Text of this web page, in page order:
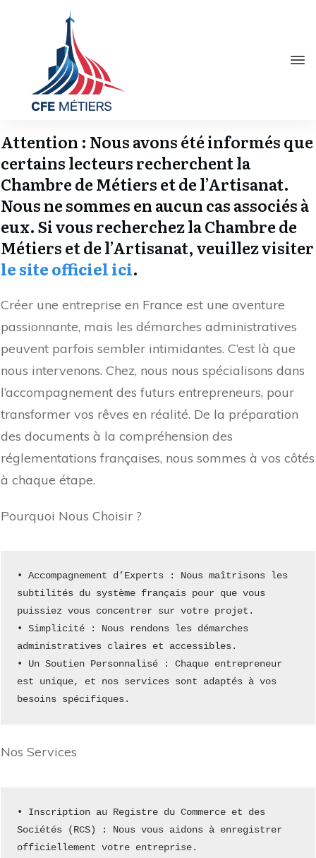
Attention : Nous avons été informés que
certains lecteurs recherchent la
Chambre de Métiers et de l’Artisanat.
Nous ne sommes en aucun cas associés à
eux. Si vous recherchez la Chambre de
Métiers et de l’Artisanat, veuillez visiter
le site officiel ici.
Créer une entreprise en France est une aventure
passionnante, mais les démarches administratives
peuvent parfois sembler intimidantes. C’est là que
nous intervenons. Chez, nous nous spécialisons dans
l’accompagnement des futurs entrepreneurs, pour
transformer vos rêves en réalité. De la préparation
des documents à la compréhension des
réglementations françaises, nous sommes à vos côtés
à chaque étape.
Pourquoi Nous Choisir ?
• Accompagnement d’Experts : Nous maîtrisons les
subtilités du système français pour que vous
puissiez vous concentrer sur votre projet.
• Simplicité : Nous rendons les démarches
administratives claires et accessibles.
• Un Soutien Personnalisé : Chaque entrepreneur
est unique, et nos services sont adaptés à vos
besoins spécifiques.
Nos Services
• Inscription au Registre du Commerce et des
Sociétés (RCS) : Nous vous aidons à enregistrer
officiellement votre entreprise.